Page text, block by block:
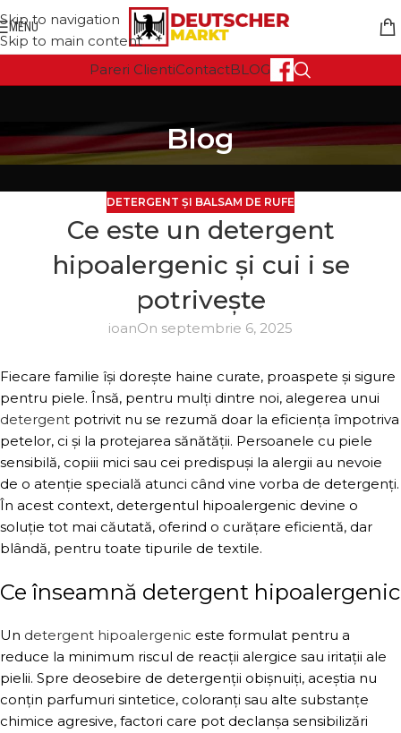
Skip to navigation
Skip to main content
MENU
Pareri ClientiContactBLOG
Blog
DETERGENT ȘI BALSAM DE RUFE
Ce este un detergent
hipoalergenic și cui i se
potrivește
ioanOn septembrie 6, 2025
Fiecare familie își dorește haine curate, proaspete și sigure
pentru piele. Însă, pentru mulți dintre noi, alegerea unui
detergent potrivit nu se rezumă doar la eficiența împotriva
petelor, ci și la protejarea sănătății. Persoanele cu piele
sensibilă, copiii mici sau cei predispuși la alergii au nevoie
de o atenție specială atunci când vine vorba de detergenți.
În acest context, detergentul hipoalergenic devine o
soluție tot mai căutată, oferind o curățare eficientă, dar
blândă, pentru toate tipurile de textile.
Ce înseamnă detergent hipoalergenic
Un detergent hipoalergenic este formulat pentru a
reduce la minimum riscul de reacții alergice sau iritații ale
pielii. Spre deosebire de detergenții obișnuiți, aceștia nu
conțin parfumuri sintetice, coloranți sau alte substanțe
chimice agresive, factori care pot declanșa sensibilizări